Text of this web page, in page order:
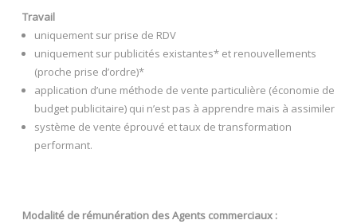
Travail
uniquement sur prise de RDV
uniquement sur publicités existantes* et renouvellements
(proche prise d’ordre)*
application d’une méthode de vente particulière (économie de
budget publicitaire) qui n’est pas à apprendre mais à assimiler
système de vente éprouvé et taux de transformation
performant.
Modalité de rémunération des Agents commerciaux :